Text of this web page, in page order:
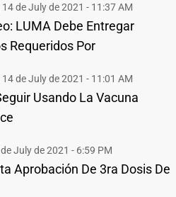
14 de July de 2021 - 11:37 AM
LUMA Debe Entregar
Requeridos Por
14 de July de 2021 - 11:01 AM
Usando La Vacuna
July de 2021 - 6:59 PM
Aprobación De 3ra Dosis De